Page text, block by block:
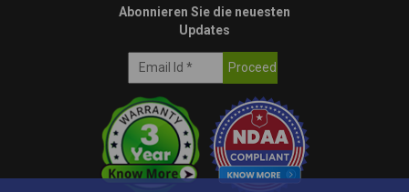
Abonnieren Sie die neuesten
Updates